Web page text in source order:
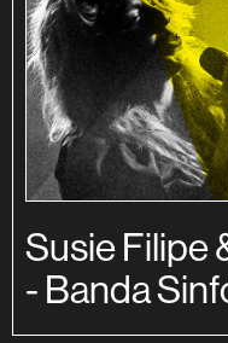
Susie Filipe
- Banda